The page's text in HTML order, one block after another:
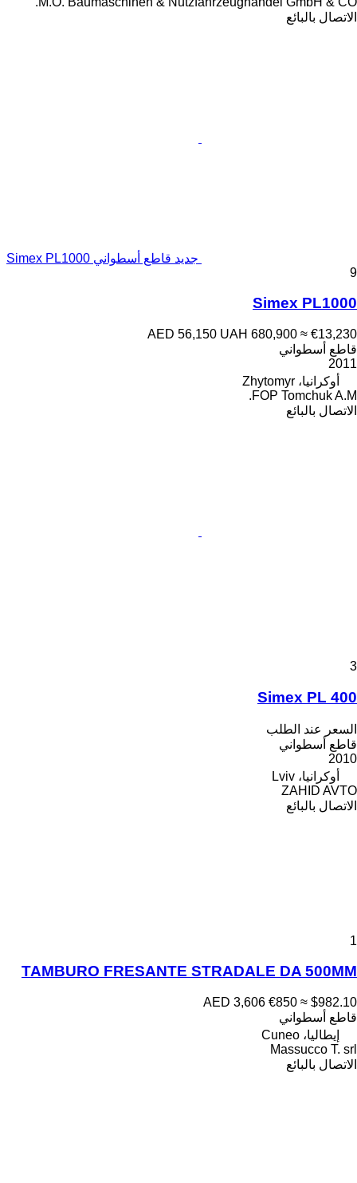
الاتصال بالبائع
جديد قاطع أسطواني Simex PL1000
9
Simex PL1000
AED 56,150 UAH 680,900 ≈ €13,230
قاطع أسطواني
2011
أوكرانيا، Zhytomyr
FOP Tomchuk A.M.
الاتصال بالبائع
3
Simex PL 400
السعر عند الطلب
قاطع أسطواني
2010
أوكرانيا، Lviv
ZAHID AVTO
الاتصال بالبائع
1
TAMBURO FRESANTE STRADALE DA 500MM
AED 3,606 €850 ≈ $982.10
قاطع أسطواني
إيطاليا، Cuneo
Massucco T. srl
الاتصال بالبائع